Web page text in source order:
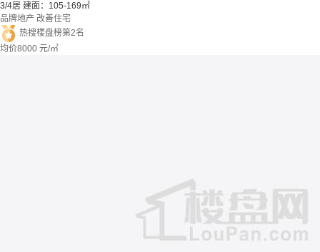
3/4居 建面：105-169㎡
品牌地产 改善住宅
热搜楼盘榜第2名
均价8000 元/㎡